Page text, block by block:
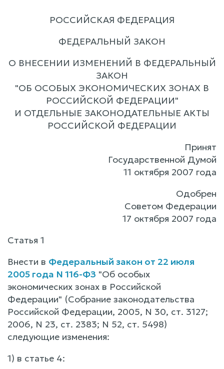
РОССИЙСКАЯ ФЕДЕРАЦИЯ
ФЕДЕРАЛЬНЫЙ ЗАКОН
О ВНЕСЕНИИ ИЗМЕНЕНИЙ В ФЕДЕРАЛЬНЫЙ
ЗАКОН
"ОБ ОСОБЫХ ЭКОНОМИЧЕСКИХ ЗОНАХ В
РОССИЙСКОЙ ФЕДЕРАЦИИ"
И ОТДЕЛЬНЫЕ ЗАКОНОДАТЕЛЬНЫЕ АКТЫ
РОССИЙСКОЙ ФЕДЕРАЦИИ
Принят
Государственной Думой
11 октября 2007 года
Одобрен
Советом Федерации
17 октября 2007 года
Статья 1
Внести в Федеральный закон от 22 июля
2005 года N 116-ФЗ "Об особых
экономических зонах в Российской
Федерации" (Собрание законодательства
Российской Федерации, 2005, N 30, ст. 3127;
2006, N 23, ст. 2383; N 52, ст. 5498)
следующие изменения:
1) в статье 4: